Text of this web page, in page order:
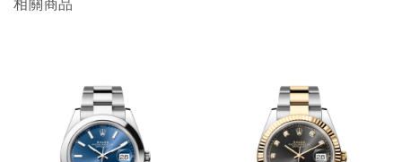
相關商品